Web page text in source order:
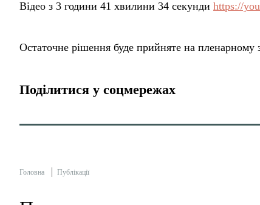
Відео з 3 години 41 хвилини 34 секунди https://
Остаточне рішення буде прийняте на пленарному
Поділитися у соцмережах
Головна Публікації